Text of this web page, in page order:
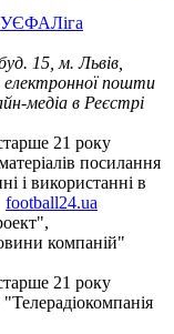
УЄФАЛіга
15, м. Львів,
електронної пошти
медіа в Реєстрі
21 року
посилання
і використанні в
football24.ua
компаній"
21 року